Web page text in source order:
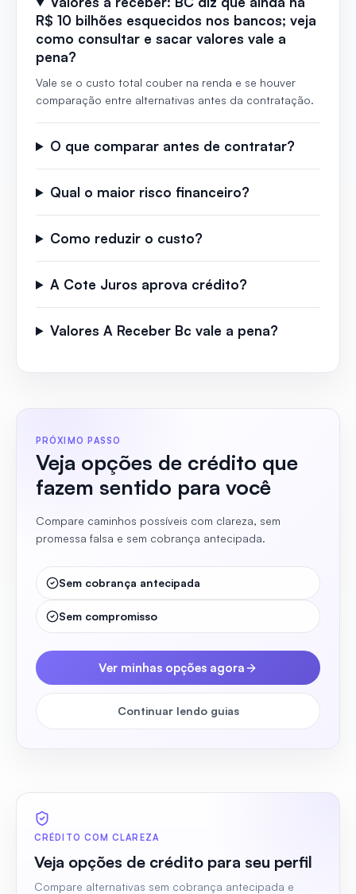
R$ 10 bilhões esquecidos nos bancos; veja
como consultar e sacar valores vale a
pena?
Vale se o custo total couber na renda e se houver
comparação entre alternativas antes da contratação.
O que comparar antes de contratar?
Qual o maior risco financeiro?
Como reduzir o custo?
A Cote Juros aprova crédito?
Valores A Receber Bc vale a pena?
PRÓXIMO PASSO
Veja opções de crédito que
fazem sentido para você
Compare caminhos possíveis com clareza, sem
promessa falsa e sem cobrança antecipada.
Sem cobrança antecipada
Sem compromisso
Ver minhas opções agora
Continuar lendo guias
CRÉDITO COM CLAREZA
Veja opções de crédito para seu perfil
Compare alternativas sem cobrança antecipada e